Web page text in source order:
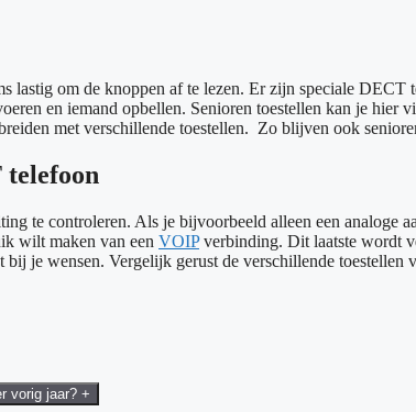
lastig om de knoppen af te lezen. Er zijn speciale
en iemand opbellen. Senioren toestellen kan je hier
met verschillende toestellen. Zo blijven ook
telefoon
te controleren. Als je bijvoorbeeld alleen een analoge
wilt maken van een VOIPverbinding. Dit laatste wordt
je wensen. Vergelijk gerust de verschillende toestellen
vorig jaar? +